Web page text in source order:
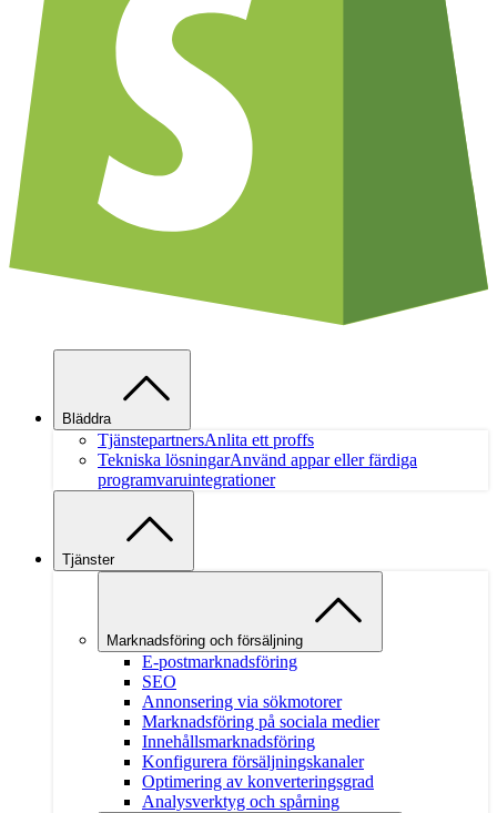
Bläddra
TjänstepartnersAnlita ett proffs
Tekniska lösningarAnvänd appar eller färdiga
programvaruintegrationer
Tjänster
Marknadsföring och försäljning
E-postmarknadsföring
SEO
Annonsering via sökmotorer
Marknadsföring på sociala medier
Innehållsmarknadsföring
Konfigurera försäljningskanaler
Optimering av konverteringsgrad
Analysverktyg och spårning